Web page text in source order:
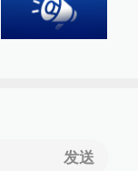
发送